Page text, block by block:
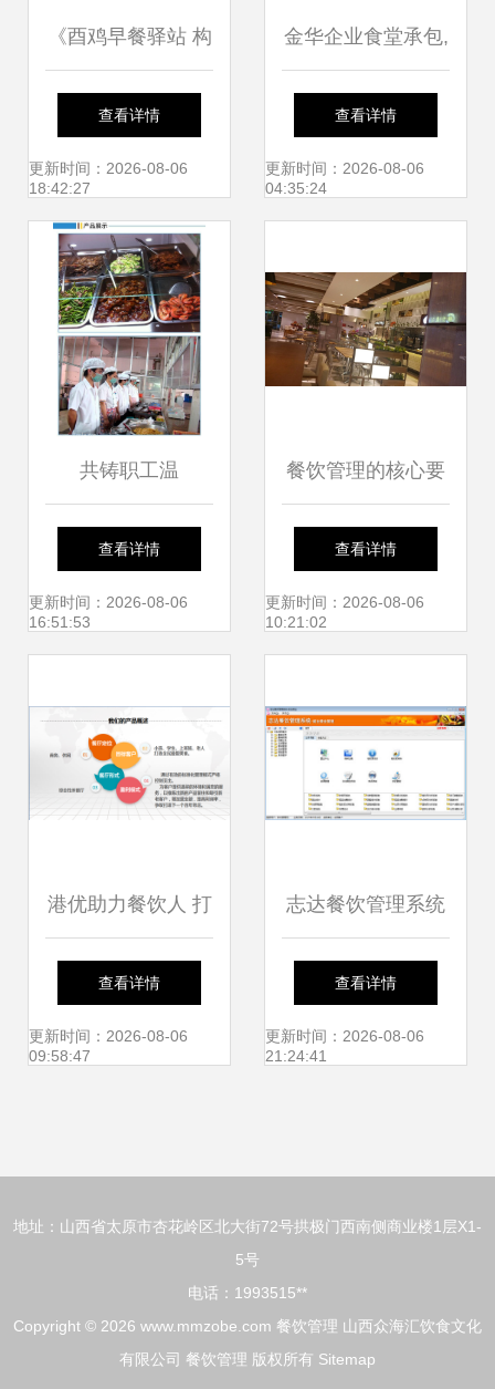
《酉鸡早餐驿站 构
建高效餐饮管理新
范式》
查看详情
更新时间：2026-08-06
18:42:27
金华企业食堂承包,
工厂食堂承包,这家
干净卫生!
查看详情
更新时间：2026-08-06
04:35:24
共铸职工温
馨“食”光 东莞虎门
高品质食堂承包与
查看详情
更新时间：2026-08-06
16:51:53
餐饮管理的核心要
素与实践——以上
海食集天餐饮管理
查看详情
更新时间：2026-08-06
10:21:02
港优助力餐饮人 打
造专属餐饮梦，管
理成就未来
查看详情
更新时间：2026-08-06
09:58:47
志达餐饮管理系统
V5.36 赋能餐饮管
理的新篇章
查看详情
更新时间：2026-08-06
21:24:41
地址：山西省太原市杏花岭区北大街72号拱极门西南侧商业楼1层X1-
5号
电话：1993515**
Copyright © 2026 www.mmzobe.com 餐饮管理 山西众海汇饮食文化
有限公司 餐饮管理 版权所有 Sitemap